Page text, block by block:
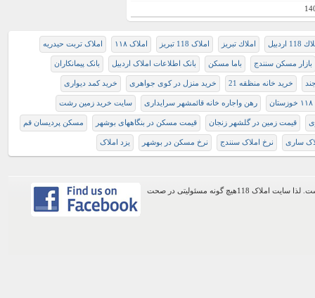
اردبيل املاك تبريز املاک 118 تبریز املاک ۱۱۸ املاک تربت حیدریه
بازار مسکن سنندج باما مسکن بانک اطلاعات املاک اردبیل بانک پیمانکاران
خرید خانه منظقه 21 خرید منزل در کوی جواهری خرید کمد دیواری
رهن واجاره خانه قائمشهر سرایداری سایت خرید زمین رشت
قیمت زمین در گلشهر زنجان قیمت مسکن در بنگاههای بوشهر مسکن پردیسان قم
ساری نرخ املاک سنندج نرخ مسکن در بوشهر یزد املاک
اطلاعات موجود در این وب سایت از طریق کاربران عمومی سایت ثبت شده است. لذا سایت املاک 118هیچ گونه مسئولیتی در صحت